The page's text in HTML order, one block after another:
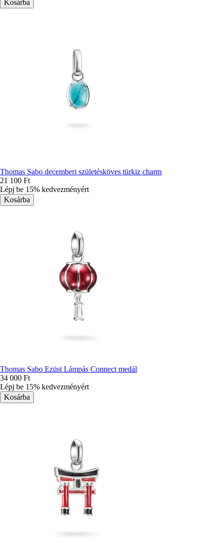
Thomas Sabo decemberi születésköves türkiz charm
21 100 Ft
Lépj be 15% kedvezményért
Thomas Sabo Ezüst Lámpás Connect medál
34 000 Ft
Lépj be 15% kedvezményért